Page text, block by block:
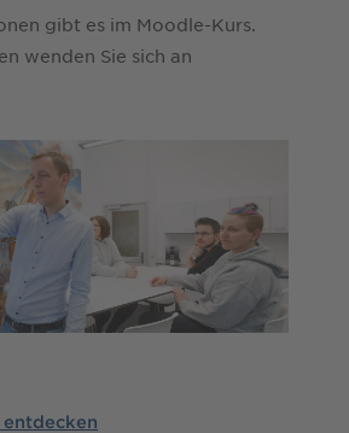
gibt es im Moodle-Kurs.
wenden Sie sich an